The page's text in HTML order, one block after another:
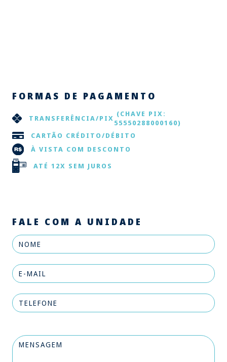
FORMAS DE PAGAMENTO
TRANSFERÊNCIA/PIX (CHAVE PIX:
55550288000160)
CARTÃO CRÉDITO/DÉBITO
À VISTA COM DESCONTO
ATÉ 12X SEM JUROS
FALE COM A UNIDADE